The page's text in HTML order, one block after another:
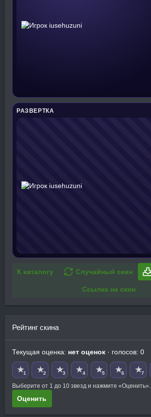
РАЗВЕРТКА
К каталогу Случайный скин
Ссылка на скин
Рейтинг скина
Текущая оценка: нет оценок · голосов: 0
★1 ★2 ★3 ★4 ★5 ★6 ★7
Выберите от 1 до 10 звезд и нажмите «Оценить».
Оценить